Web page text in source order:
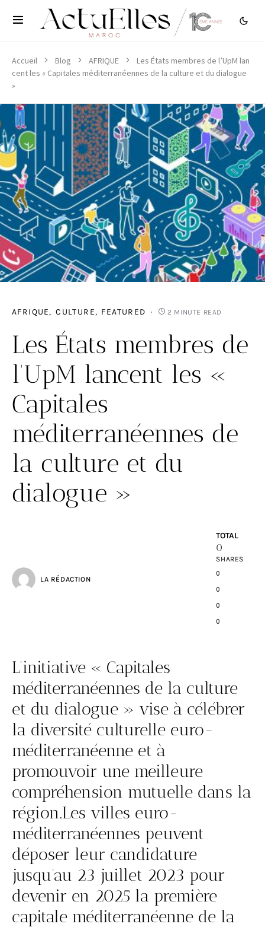
Accueil Blog AFRIQUE
Les États membres de l’UpM lan
cent les « Capitales méditerranéennes de la culture et du dialogue
»
AFRIQUE CULTURE FEATURED 2 MINUTE READ
Les États membres de
l’UpM lancent les «
Capitales
méditerranéennes de
la culture et du
dialogue »
LA RÉDACTION
TOTAL
0
SHARES
0
0
0
0
L’initiative « Capitales
méditerranéennes de la culture
et du dialogue » vise à célébrer
la diversité culturelle euro-
méditerranéenne et à
promouvoir une meilleure
compréhension mutuelle dans la
région.Les villes euro-
méditerranéennes peuvent
déposer leur candidature
jusqu’au 23 juillet 2023 pour
devenir en 2025 la première
capitale méditerranéenne de la